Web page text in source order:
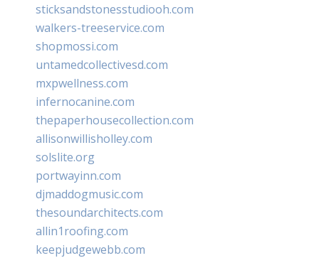
sticksandstonesstudiooh.com
walkers-treeservice.com
shopmossi.com
untamedcollectivesd.com
mxpwellness.com
infernocanine.com
thepaperhousecollection.com
allisonwillisholley.com
solslite.org
portwayinn.com
djmaddogmusic.com
thesoundarchitects.com
allin1roofing.com
keepjudgewebb.com